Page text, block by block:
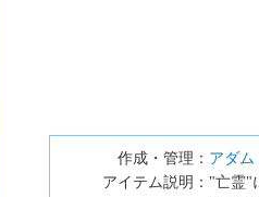
作成・管理： アダム
アイテム説明： "亡霊"